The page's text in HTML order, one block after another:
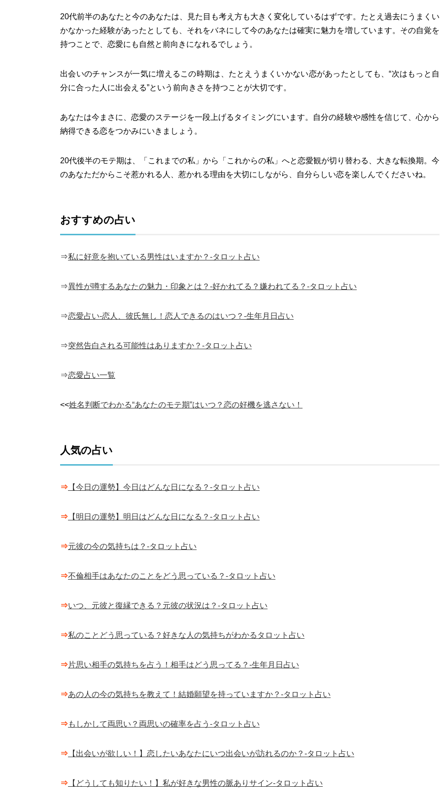
20代前半のあなたと今のあなたは、見た目も考え方も大きく変化しているはずです。たとえ過去にうまくい
かなかった経験があったとしても、それをバネにして今のあなたは確実に魅力を増しています。その自覚を
持つことで、恋愛にも自然と前向きになれるでしょう。
出会いのチャンスが一気に増えるこの時期は、たとえうまくいかない恋があったとしても、“次はもっと自
分に合った人に出会える”という前向きさを持つことが大切です。
あなたは今まさに、恋愛のステージを一段上げるタイミングにいます。自分の経験や感性を信じて、心から
納得できる恋をつかみにいきましょう。
20代後半のモテ期は、「これまでの私」から「これからの私」へと恋愛観が切り替わる、大きな転換期。今
のあなただからこそ惹かれる人、惹かれる理由を大切にしながら、自分らしい恋を楽しんでくださいね。
おすすめの占い
⇒私に好意を抱いている男性はいますか？-タロット占い
⇒異性が噂するあなたの魅力・印象とは？-好かれてる？嫌われてる？-タロット占い
⇒恋愛占い-恋人、彼氏無し！恋人できるのはいつ？-生年月日占い
⇒突然告白される可能性はありますか？-タロット占い
⇒恋愛占い一覧
<<姓名判断でわかる“あなたのモテ期”はいつ？恋の好機を逃さない！
人気の占い
⇒ 【今日の運勢】今日はどんな日になる？-タロット占い
⇒ 【明日の運勢】明日はどんな日になる？-タロット占い
⇒元彼の今の気持ちは？-タロット占い
⇒不倫相手はあなたのことをどう思っている？-タロット占い
⇒いつ、元彼と復縁できる？元彼の状況は？-タロット占い
⇒私のことどう思っている？好きな人の気持ちがわかるタロット占い
⇒片思い相手の気持ちを占う！相手はどう思ってる？-生年月日占い
⇒あの人の今の気持ちを教えて！結婚願望を持っていますか？-タロット占い
⇒もしかして両思い？両思いの確率を占う-タロット占い
⇒ 【出会いが欲しい！】恋したいあなたにいつ出会いが訪れるのか？-タロット占い
⇒ 【どうしても知りたい！】私が好きな男性の脈ありサイン-タロット占い